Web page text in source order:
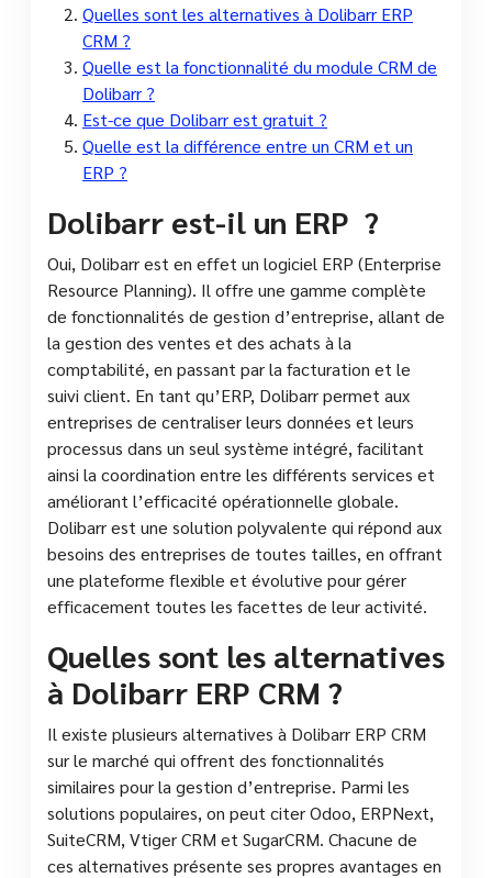
Quelles sont les alternatives à Dolibarr ERP
CRM ?
Quelle est la fonctionnalité du module CRM de
Dolibarr ?
Est-ce que Dolibarr est gratuit ?
Quelle est la différence entre un CRM et un
ERP ?
Dolibarr est-il un ERP ?
Oui, Dolibarr est en effet un logiciel ERP (Enterprise
Resource Planning). Il offre une gamme complète
de fonctionnalités de gestion d’entreprise, allant de
la gestion des ventes et des achats à la
comptabilité, en passant par la facturation et le
suivi client. En tant qu’ERP, Dolibarr permet aux
entreprises de centraliser leurs données et leurs
processus dans un seul système intégré, facilitant
ainsi la coordination entre les différents services et
améliorant l’efficacité opérationnelle globale.
Dolibarr est une solution polyvalente qui répond aux
besoins des entreprises de toutes tailles, en offrant
une plateforme flexible et évolutive pour gérer
efficacement toutes les facettes de leur activité.
Quelles sont les alternatives
à Dolibarr ERP CRM ?
Il existe plusieurs alternatives à Dolibarr ERP CRM
sur le marché qui offrent des fonctionnalités
similaires pour la gestion d’entreprise. Parmi les
solutions populaires, on peut citer Odoo, ERPNext,
SuiteCRM, Vtiger CRM et SugarCRM. Chacune de
ces alternatives présente ses propres avantages en